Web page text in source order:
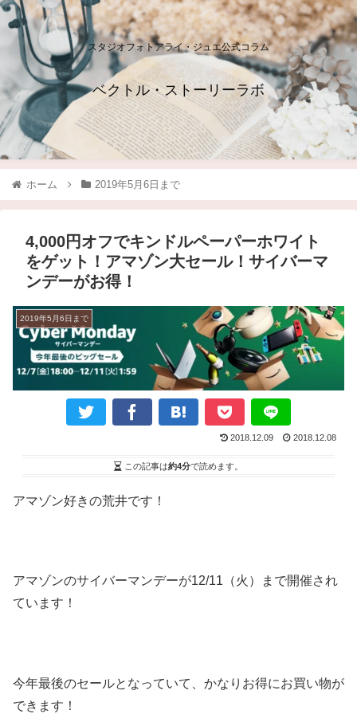
スタジオフォトアライ・ジュエ公式コラム
ベクトル・ストーリーラボ
ホーム 2019年5月6日まで
4,000円オフでキンドルペーパーホワイト
をゲット！アマゾン大セール！サイバーマ
ンデーがお得！
2019年5月6日まで
2018.12.09 2018.12.08
この記事は約4分で読めます。
アマゾン好きの荒井です！
アマゾンのサイバーマンデーが12/11（火）まで開催され
ています！
今年最後のセールとなっていて、かなりお得にお買い物が
できます！